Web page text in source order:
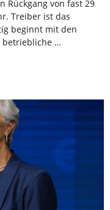
Rückgang von fast 29
Treiber ist das
beginnt mit den
betriebliche …